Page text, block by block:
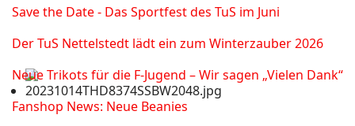
Save the Date - Das Sportfest des TuS im Juni
Der TuS Nettelstedt lädt ein zum Winterzauber 2026
Neue Trikots für die F-Jugend – Wir sagen „Vielen Dank“
Fanshop News: Neue Beanies